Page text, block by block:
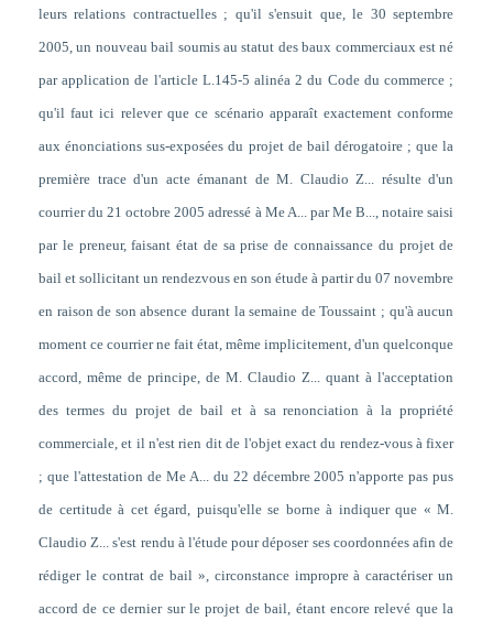
leurs relations contractuelles ; qu'il s'ensuit que, le 30 septembre
2005, un nouveau bail soumis au statut des baux commerciaux est né
par application de l'article L.145-5 alinéa 2 du Code du commerce ;
qu'il faut ici relever que ce scénario apparaît exactement conforme
aux énonciations sus-exposées du projet de bail dérogatoire ; que la
première trace d'un acte émanant de M. Claudio Z... résulte d'un
courrier du 21 octobre 2005 adressé à Me A... par Me B..., notaire saisi
par le preneur, faisant état de sa prise de connaissance du projet de
bail et sollicitant un rendezvous en son étude à partir du 07 novembre
en raison de son absence durant la semaine de Toussaint ; qu'à aucun
moment ce courrier ne fait état, même implicitement, d'un quelconque
accord, même de principe, de M. Claudio Z... quant à l'acceptation
des termes du projet de bail et à sa renonciation à la propriété
commerciale, et il n'est rien dit de l'objet exact du rendez-vous à fixer
; que l'attestation de Me A... du 22 décembre 2005 n'apporte pas pus
de certitude à cet égard, puisqu'elle se borne à indiquer que « M.
Claudio Z... s'est rendu à l'étude pour déposer ses coordonnées afin de
rédiger le contrat de bail », circonstance impropre à caractériser un
accord de ce dernier sur le projet de bail, étant encore relevé que la